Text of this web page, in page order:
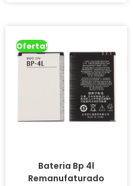
Oferta!
Bateria Bp 4l
Remanufaturado